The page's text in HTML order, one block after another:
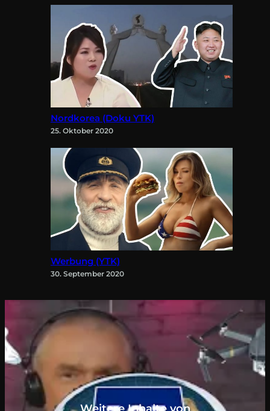
Nordkorea (Doku YTK)
25. Oktober 2020
Werbung (YTK)
30. September 2020
Weitere Inhalte von